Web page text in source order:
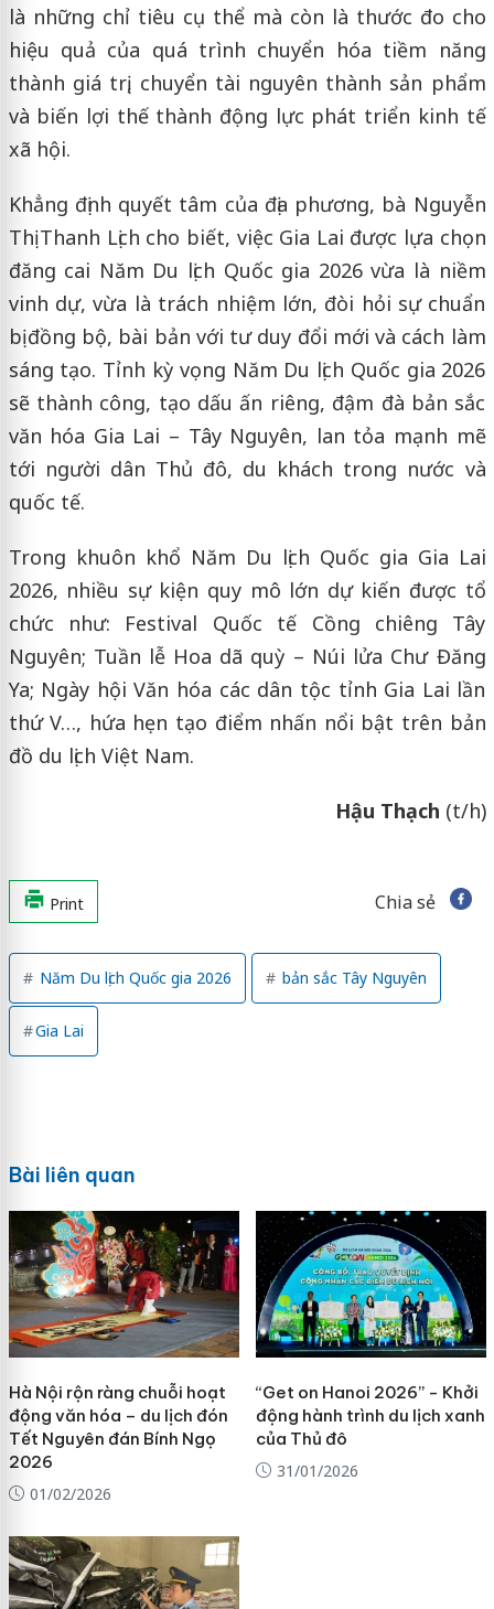
là những chỉ tiêu cụ thể mà còn là thước đo cho
hiệu quả của quá trình chuyển hóa tiềm năng
thành giá trị, chuyển tài nguyên thành sản phẩm
và biến lợi thế thành động lực phát triển kinh tế
xã hội.
Khẳng định quyết tâm của địa phương, bà Nguyễn
Thị Thanh Lịch cho biết, việc Gia Lai được lựa chọn
đăng cai Năm Du lịch Quốc gia 2026 vừa là niềm
vinh dự, vừa là trách nhiệm lớn, đòi hỏi sự chuẩn
bị đồng bộ, bài bản với tư duy đổi mới và cách làm
sáng tạo. Tỉnh kỳ vọng Năm Du lịch Quốc gia 2026
sẽ thành công, tạo dấu ấn riêng, đậm đà bản sắc
văn hóa Gia Lai – Tây Nguyên, lan tỏa mạnh mẽ
tới người dân Thủ đô, du khách trong nước và
quốc tế.
Trong khuôn khổ Năm Du lịch Quốc gia Gia Lai
2026, nhiều sự kiện quy mô lớn dự kiến được tổ
chức như: Festival Quốc tế Cồng chiêng Tây
Nguyên; Tuần lễ Hoa dã quỳ – Núi lửa Chư Đăng
Ya; Ngày hội Văn hóa các dân tộc tỉnh Gia Lai lần
thứ V…, hứa hẹn tạo điểm nhấn nổi bật trên bản
đồ du lịch Việt Nam.
Hậu Thạch (t/h)
Print Chia sẻ
Năm Du lịch Quốc gia 2026 bản sắc Tây Nguyên
Gia Lai
Bài liên quan
Hà Nội rộn ràng chuỗi hoạt
động văn hóa – du lịch đón
Tết Nguyên đán Bính Ngọ
2026
01/02/2026
“Get on Hanoi 2026” - Khởi
động hành trình du lịch xanh
của Thủ đô
31/01/2026